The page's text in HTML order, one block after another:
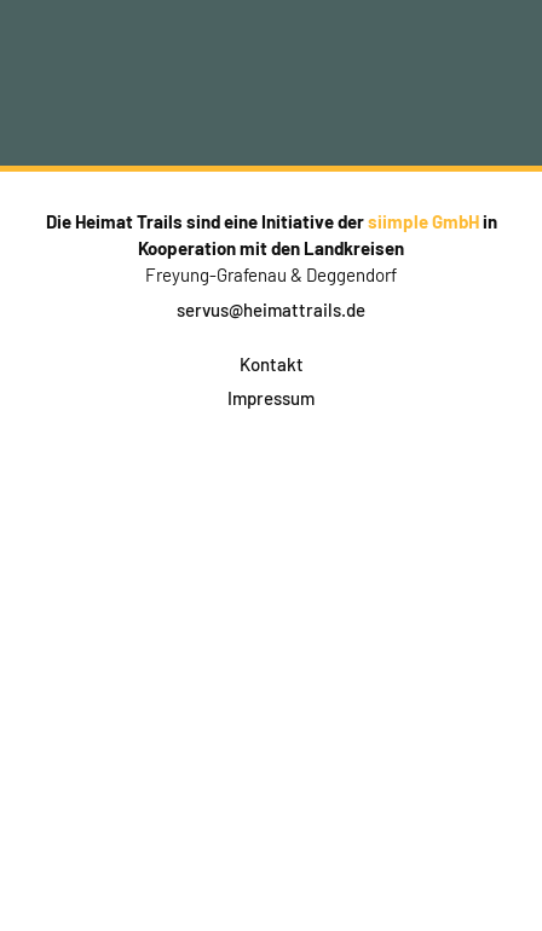
Die Heimat Trails sind eine Initiative dersiimple GmbHin
Kooperation mit den Landkreisen
Freyung-Grafenau & Deggendorf
servus@heimattrails.de
Kontakt
Impressum